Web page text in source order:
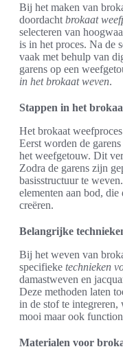
Bij het maken van
doordacht brokaat
selecteren van
is in het proces. Na de
vaak met behulp van
garens op een
in het brokaat weven.
Stappen in het
Het brokaat
Eerst worden de
het weefgetouw. Dit
Zodra de garens zijn
basisstructuur te
elementen aan bod,
creëren.
Belangrijke
Bij het weven van
specifieke technieken
damastweven en
Deze methoden laten
in de stof te integreren,
mooi maar ook
Materialen voor